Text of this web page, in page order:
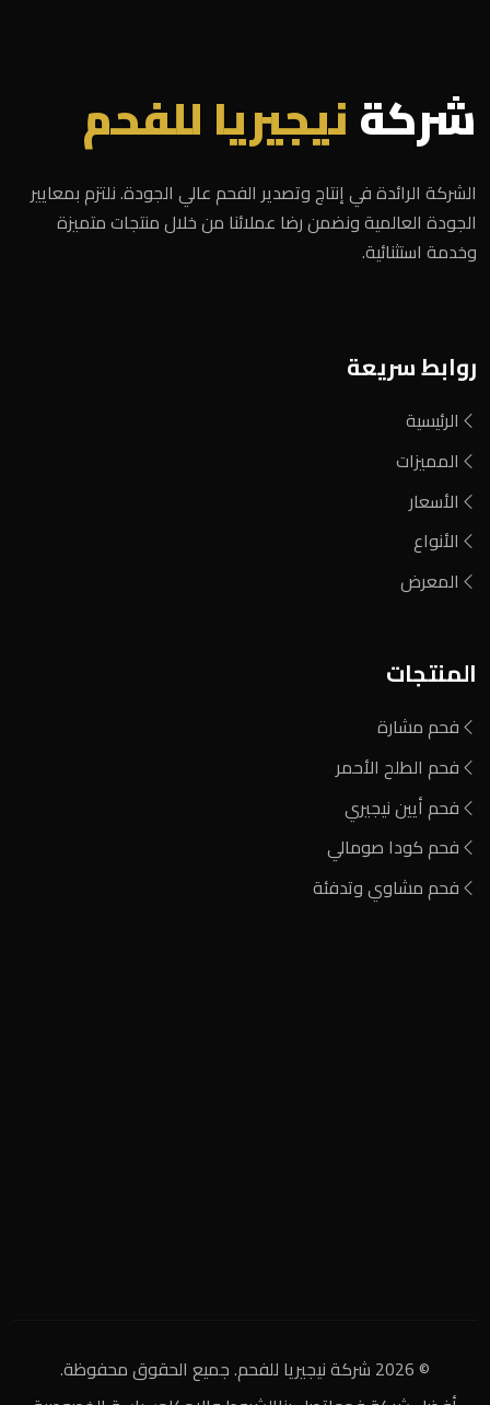
شركةنيجيريا للفحم
الشركة الرائدة في إنتاج وتصدير الفحم عالي الجودة. نلتزم بمعايير
الجودة العالمية ونضمن رضا عملائنا من خلال منتجات متميزة
وخدمة استثنائية.
روابط سريعة
الرئيسية
المميزات
الأسعار
الأنواع
المعرض
المنتجات
فحم مشارة
فحم الطلح الأحمر
فحم أيين نيجيري
فحم كودا صومالي
فحم مشاوي وتدفئة
© 2026 شركة نيجيريا للفحم. جميع الحقوق محفوظة.